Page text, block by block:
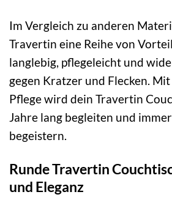
Im Vergleich zu anderen
Travertin eine Reihe von
langlebig, pflegeleicht und
gegen Kratzer und Flecken.
Pflege wird dein Travertin
Jahre lang begleiten und
begeistern.
Runde Travertin
und Eleganz